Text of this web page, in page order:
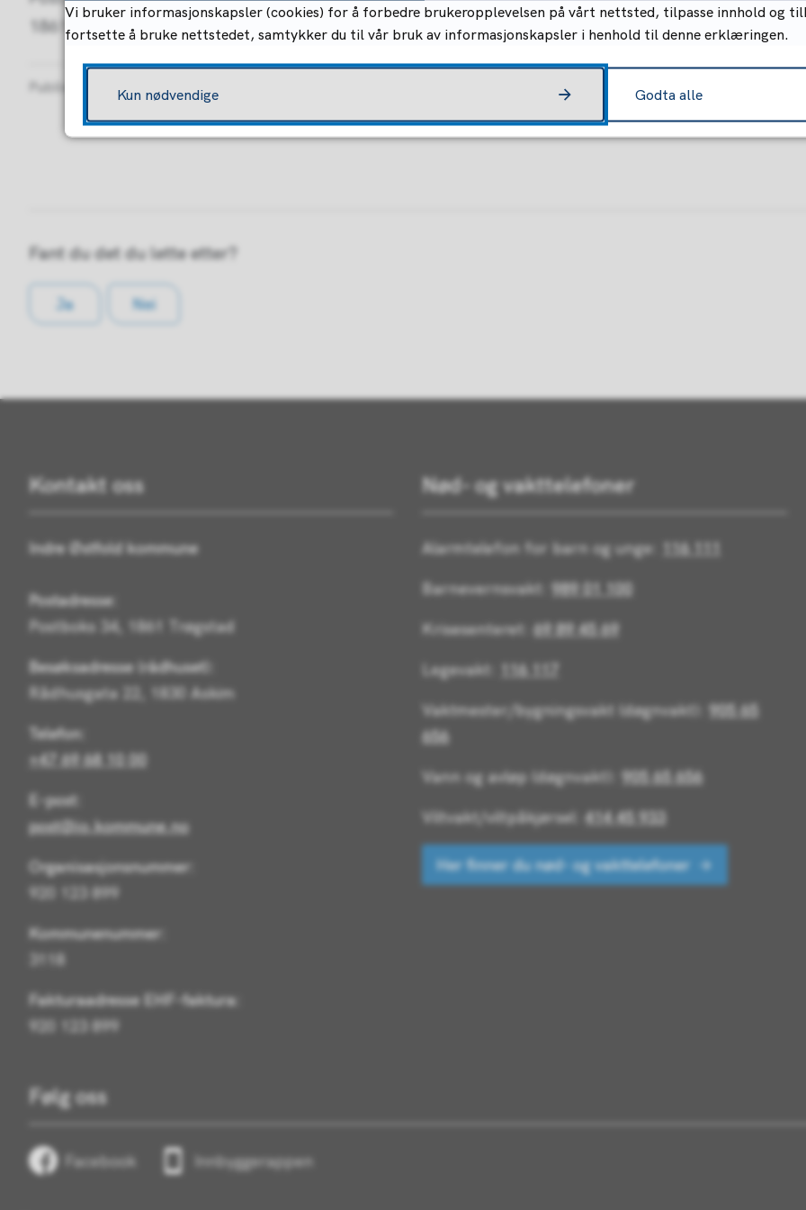
1861 Trøgstad
Publisert 14.08.2020 12.56
Fant du det du lette etter?
Ja Nei
Kontakt oss
Indre Østfold kommune
Postadresse:
Postboks 34, 1861 Trøgstad
Besøksadresse (rådhuset):
Rådhusgata 22, 1830 Askim
Telefon:
+47 69 68 10 00
E-post:
post@io.kommune.no
Organisasjonsnummer:
920 123 899
Kommunenummer:
3118
Fakturaadresse EHF-faktura:
920 123 899
Nød- og vakttelefoner
Alarmtelefon for barn og unge:
116 111
Barnevernsvakt: 989 01 100
Krisesenteret:69 89 45 69
Legevakt:
116 117
Vaktmester/bygningsvakt (døgnvakt): 905 65
656
Vann og avløp (døgnvakt): 905 65 656
Viltvakt/viltpåkjørsel:414 45 933
Her finner du nød- og vakttelefoner
Følg oss
Facebook Innbyggerappen
Vi bruker informasjonskapsler (cookies) for å forbedre brukeropplevelsen på vårt nettsted, tilpasse innhold og
fortsette å bruke nettstedet, samtykker du til vår bruk av informasjonskapsler i henhold til denne erklæringen.
Kun nødvendige Godta alle